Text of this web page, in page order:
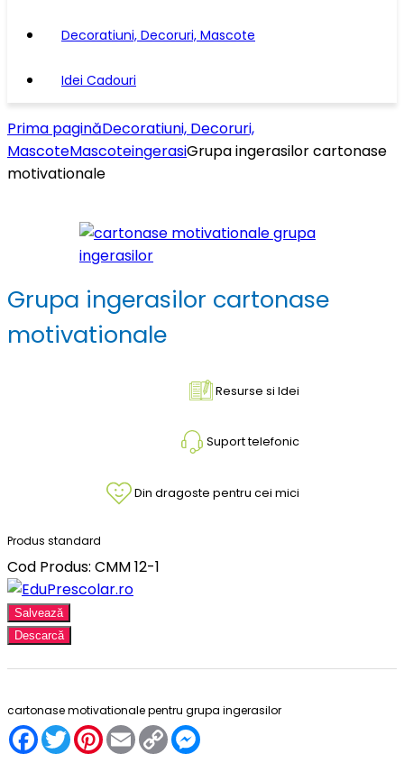
Decoratiuni, Decoruri, Mascote
Idei Cadouri
Prima paginăDecoratiuni, Decoruri,
MascoteMascoteingerasiGrupa ingerasilor cartonase
motivationale
Grupa ingerasilor cartonase
motivationale
Resurse si Idei
Suport telefonic
Din dragoste pentru cei mici
Produs standard
Cod Produs: CMM 12-1
Salvează
Descarcă
cartonase motivationale pentru grupa ingerasilor
Facebook
TwitterPinterest
EmailCopy
Link